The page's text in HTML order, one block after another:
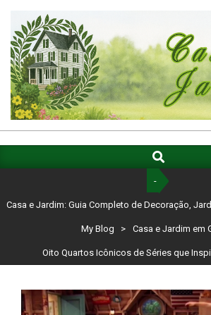
content
CASA
E
GUIA
COMPLETO
DE
JARDINAGEM
Navigation
Search
-
Casa e Jardim: Guia Completo de Decoração,
My Blog > Casa e Jardim em
Oito Quartos Icônicos de Séries que